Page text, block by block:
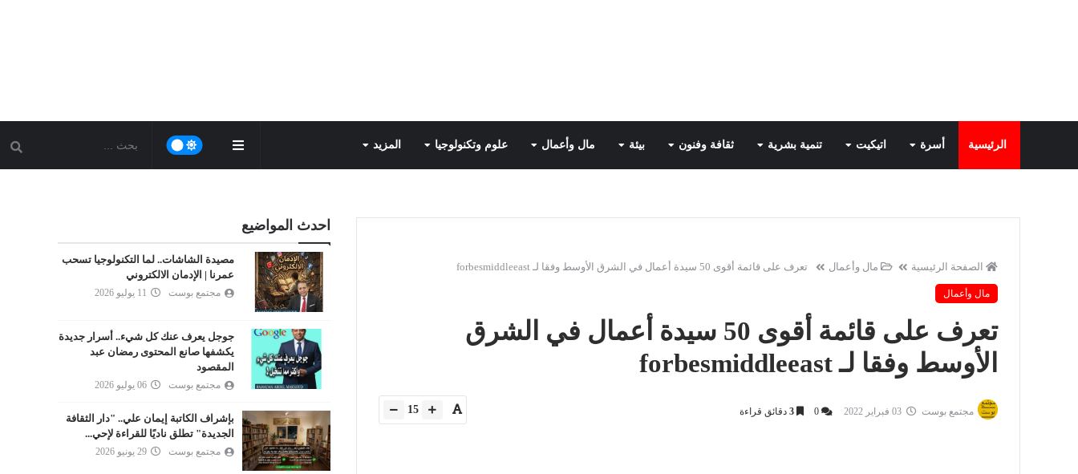
الرئيسية أسرة اتيكيت تنمية بشرية ثقافة وفنون بيئة مال وأعمال علوم وتكنولوجيا المزيد
الصفحة الرئيسية مال وأعمال تعرف على قائمة أقوى 50 سيدة أعمال في الشرق الأوسط وفقا لـ forbesmiddleeast
مال وأعمال
تعرف على قائمة أقوى 50 سيدة أعمال في الشرق
الأوسط وفقا لـ forbesmiddleeast
مجتمع بوست 0
3 دقائق قراءة 15
احدث المواضيع
مصيدة الشاشات.. لما التكنولوجيا تسحب
عمرنا | الإدمان الالكتروني
مجتمع بوست 11 يوليو 2026
جوجل يعرف عنك كل شيء.. أسرار جديدة
يكشفها صانع المحتوى رمضان عبد
المقصود
مجتمع بوست 06 يوليو 2026
بإشراف الكاتبة إيمان علي.. "دار الثقافة
الجديدة" تطلق ناديًا للقراءة لإحي...
مجتمع بوست 29 يونيو 2026